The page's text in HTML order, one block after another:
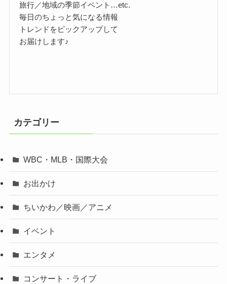
旅行／地域の季節イベント…etc.
毎日のちょっと気になる情報
トレンドをピックアップして
お届けします♪
カテゴリー
WBC・MLB・国際大会
お出かけ
ちいかわ／映画／アニメ
イベント
エンタメ
コンサート・ライブ